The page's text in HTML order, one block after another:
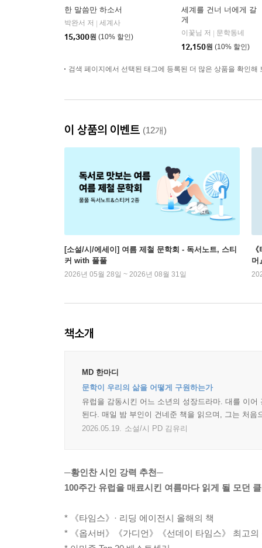
한 말씀만 하소서
박완서 저
세계사
15,300원 (10% 할인)
세계를 건너 너에게 갈
게
이꽃님 저
문학동네
12,150원 (10% 할인)
검색 페이지에서 선택된 태그에 등록된 더 많은 상품을 확인해
이 상품의 이벤트 (12개)
[소설/시/에세이] 여름 제철 문학회 - 독서노트, 스티
커 with 풀풀
2026년 05월 28일 ~ 2026년 08월 31일
머
책소개
MD 한마디
문학이 우리의 삶을 어떻게 구원하는가
유럽을 감동시킨 어느 소년의 성장드라마. 대를 이
된다. 매일 밤 부인이 건네준 책을 읽으며, 그는 처음
2026.05.19. 소설/시 PD 김유리
─황인찬 시인 강력 추천─
100주간 유럽을 매료시킨 여름마다 읽게 될 모던
* 《타임스》· 리딩 에이전시 올해의 책
* 《옵서버》《가디언》《선데이 타임스》 최고의